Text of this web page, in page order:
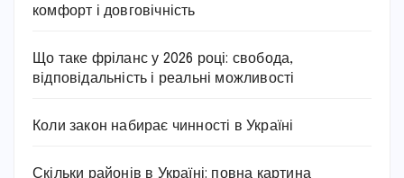
комфорт і довговічність
Що таке фріланс у 2026 році: свобода,
відповідальність і реальні можливості
Коли закон набирає чинності в Україні
Скільки районів в Україні: повна картина